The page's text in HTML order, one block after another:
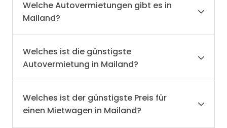
Welche Autovermietungen gibt es in
Mailand?
Welches ist die günstigste
Autovermietung in Mailand?
Welches ist der günstigste Preis für
einen Mietwagen in Mailand?